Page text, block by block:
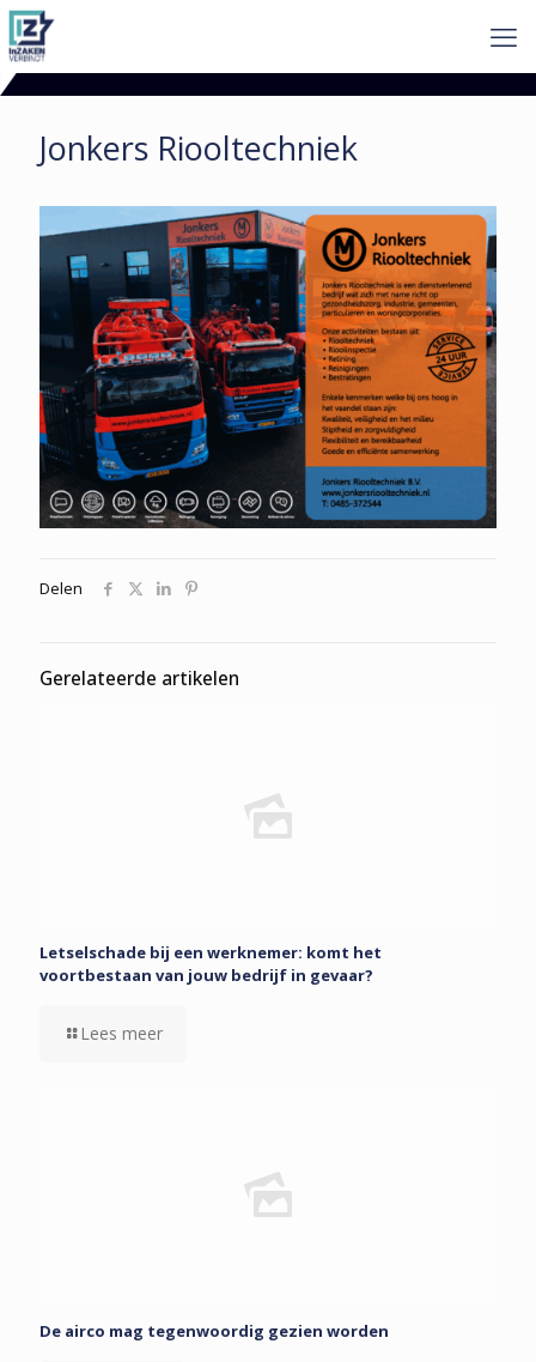
Jonkers Riooltechniek
Delen
Gerelateerde artikelen
Letselschade bij een werknemer: komt het
voortbestaan van jouw bedrijf in gevaar?
Lees meer
De airco mag tegenwoordig gezien worden